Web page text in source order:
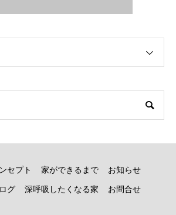
セプト 家ができるまで お知らせ
グ 深呼吸したくなる家 お問合せ